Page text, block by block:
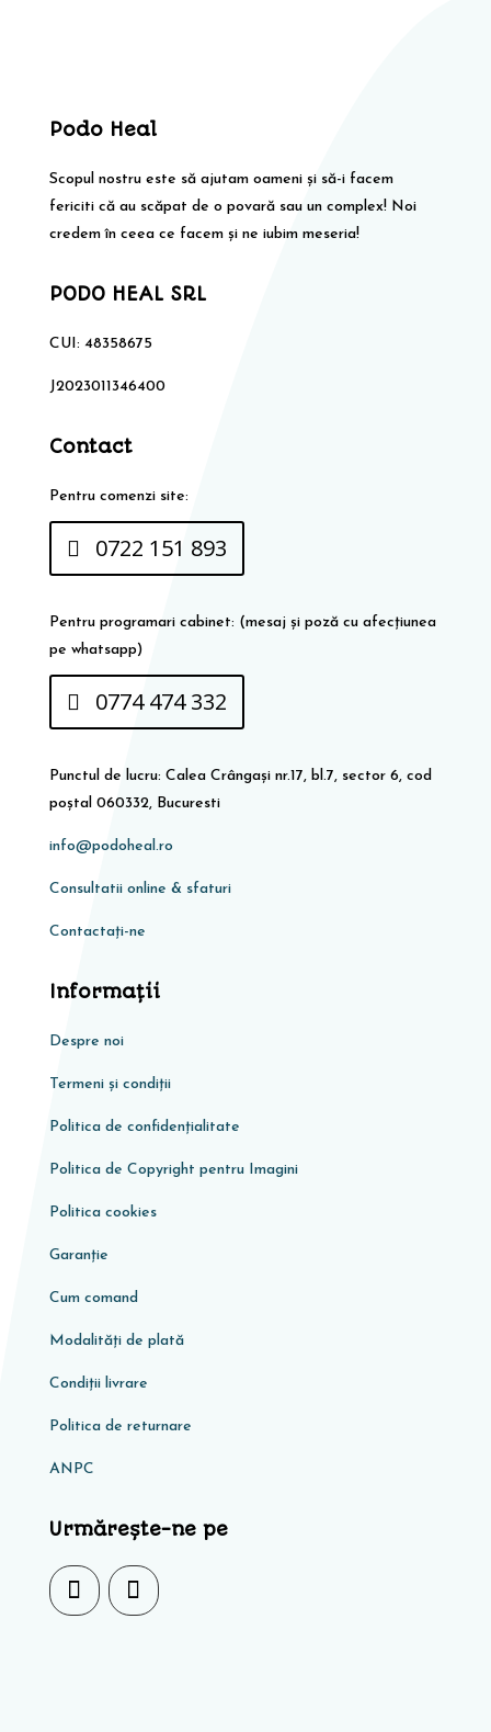
Podo Heal
Scopul nostru este să ajutam oameni și să-i facem
fericiti că au scăpat de o povară sau un complex! Noi
credem în ceea ce facem și ne iubim meseria!
PODO HEAL SRL
CUI: 48358675
J2023011346400
Contact
Pentru comenzi site:
0722 151 893
Pentru programari cabinet: (mesaj și poză cu afecțiunea
pe whatsapp)
0774 474 332
Punctul de lucru: Calea Crângași nr.17, bl.7, sector 6, cod
poștal 060332, Bucuresti
info@podoheal.ro
Consultatii online & sfaturi
Contactați-ne
Informaţii
Despre noi
Termeni și condiții
Politica de confidențialitate
Politica de Copyright pentru Imagini
Politica cookies
Garanţie
Cum comand
Modalități de plată
Condiţii livrare
Politica de returnare
ANPC
Urmărește-ne pe